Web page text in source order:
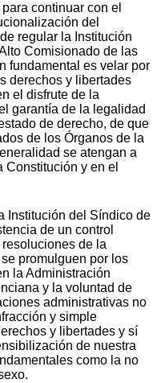
continuar con el
del
regular la Institución
Comisionado de las
fundamental es velar por
derechos y libertades
el disfrute de la
garantía de la legalidad
de derecho, de que
de los Órganos de la
se atengan a
Constitución y en el
Institución del Síndico de
de un control
de la
promulguen por los
la Administración
y la voluntad de
administrativas no
y simple
y libertades y sí
de nuestra
como la no